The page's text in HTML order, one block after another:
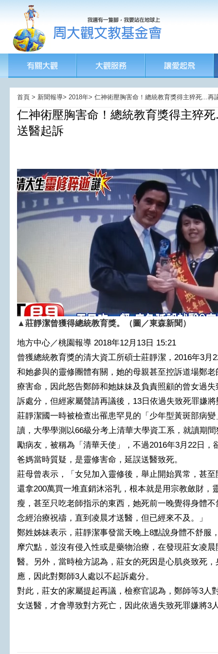
首頁 > 新聞報導> 2018年> 仁神術壓胸害命！總統教育獎得主猝死...
仁神術壓胸害命！總統教育獎得主猝
送醫起訴
▲莊靜潔曾獲得總統教育獎。（圖／東森新聞）
地方中心／桃園報導 2018年12月13日 15:21
曾獲總統教育獎的清大資工所碩士莊靜潔，2016年3月
和她參與的靈修團體有關，她的母親甚至控訴道場鄭
療害命，因此怒告鄭師和她妹妹及負責照顧的曾女過
訴處分，但經家屬聲請再議後，13日依過失致死罪嫌
莊靜潔國一時被檢查出罹患罕見的「少年型黃斑部病
讀，大學學測以66級分考上清華大學資工系，就讀期
勵病友，被稱為「清華天使」，不過2016年3月22日
爸媽當時質疑，是靈修害命，延誤送醫致死。
莊母曾表示，「女兒加入靈修後，舉止開始異常，甚
還拿200萬買一堆直銷沐浴乳，根本就是用宗教斂財，
瘦，甚至只吃老師指示的東西，她死前一晚覺得身體
念經治療祝禱，直到凌晨才送醫，但已經來不及。」
鄭姓姊妹表示，莊靜潔事發當天晚上8點說身體不舒服
摩穴點，並沒有侵入性或是藥物治療，在發現莊女凌
醫。另外，當時檢方認為，莊女的死因是心肌炎致死
應，因此對鄭師3人處以不起訴處分。
對此，莊女的家屬提起再議，檢察官認為，鄭師等3人
女送醫，才會導致對方死亡，因此依過失致死罪嫌將3